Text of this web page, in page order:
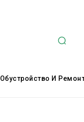
Обустройство И